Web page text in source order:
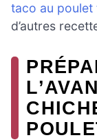
taco au poulet
d’autres